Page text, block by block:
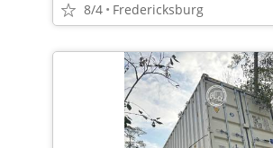
8/4 Fredericksburg